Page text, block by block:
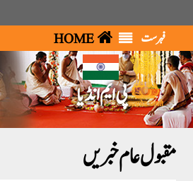
فہرست HOME
پی ایم انڈیا
مقبول عام خبریں